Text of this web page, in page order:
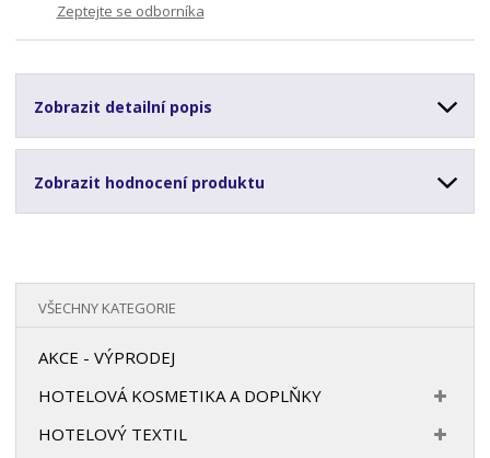
Zeptejte se odborníka
Zobrazit detailní popis
Zobrazit hodnocení produktu
VŠECHNY KATEGORIE
AKCE - VÝPRODEJ
HOTELOVÁ KOSMETIKA A DOPLŇKY
HOTELOVÝ TEXTIL